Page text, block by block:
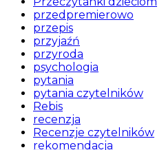
przedpremierowo
przepis
przyjaźń
przyroda
psychologia
pytania
pytania czytelników
Rebis
recenzja
Recenzje czytelników
rekomendacja